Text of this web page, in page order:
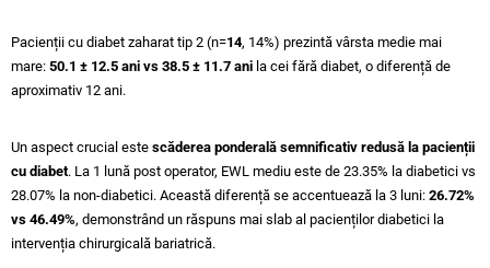
Pacienții cu diabet zaharat tip 2 (n=14, 14%) prezintă vârsta medie mai
mare: 50.1 ± 12.5 ani vs 38.5 ± 11.7 ani la cei fără diabet, o diferență de
aproximativ 12 ani.
Un aspect crucial este scăderea ponderală semnificativ redusă la pacienții
cu diabet. La 1 lună post operator, EWL mediu este de 23.35% la diabetici vs
28.07% la non-diabetici. Această diferență se accentuează la 3 luni: 26.72%
vs 46.49%, demonstrând un răspuns mai slab al pacienților diabetici la
intervenția chirurgicală bariatrică.